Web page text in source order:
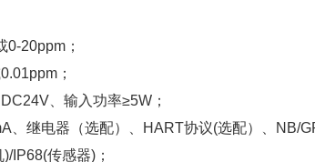
0-20ppm；
；
、输入功率≥5W；
、继电器（选配）、HART协议(选配）、NB/
IP68(传感器)；